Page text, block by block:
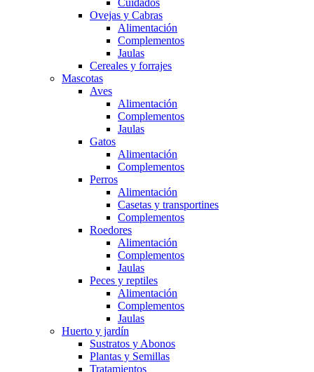
Cuidados
Ovejas y Cabras
Alimentación
Complementos
Jaulas
Cereales y forrajes
Mascotas
Aves
Alimentación
Complementos
Jaulas
Gatos
Alimentación
Complementos
Perros
Alimentación
Casetas y transportines
Complementos
Roedores
Alimentación
Complementos
Jaulas
Peces y reptiles
Alimentación
Complementos
Jaulas
Huerto y jardín
Sustratos y Abonos
Plantas y Semillas
Tratamientos